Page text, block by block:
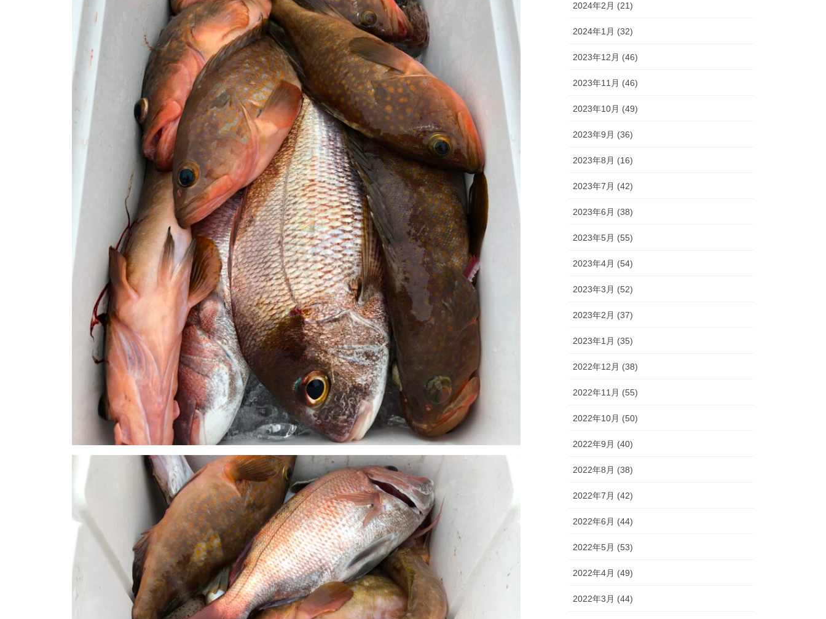
2024年2月 (21)
2024年1月 (32)
2023年12月 (46)
2023年11月 (46)
2023年10月 (49)
2023年9月 (36)
2023年8月 (16)
2023年7月 (42)
2023年6月 (38)
2023年5月 (55)
2023年4月 (54)
2023年3月 (52)
2023年2月 (37)
2023年1月 (35)
2022年12月 (38)
2022年11月 (55)
2022年10月 (50)
2022年9月 (40)
2022年8月 (38)
2022年7月 (42)
2022年6月 (44)
2022年5月 (53)
2022年4月 (49)
2022年3月 (44)